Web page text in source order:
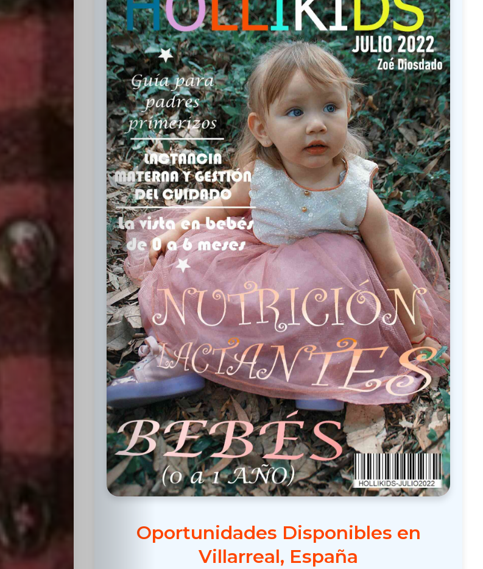
Inicio
Casting
Bershka
CastingOportunidades Disponibles en
Villarreal, España